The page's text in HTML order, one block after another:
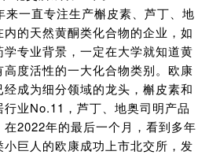
来一直专注生产槲皮素、芦丁、地
的天然黄酮类化合物的企业，如
专业背景，一定在大学就知道黄
度活性的一大化合物类别。欧康
成为细分领域的龙头，槲皮素和
业No.11，芦丁、地奥司明产品
2022年的最后一个月，看到多年
巨人的欧康成功上市北交所，发